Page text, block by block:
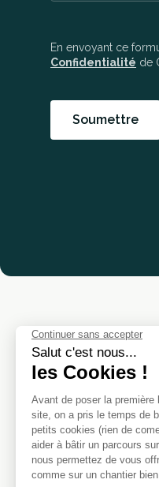
En envoyant ce
Confidentialité de
Copyright ©